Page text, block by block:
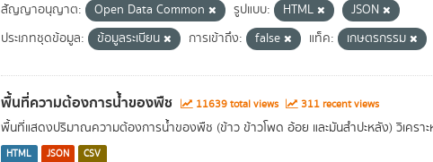
สัญญาอนุญาต: Open Data Common รูปแบบ: HTML
JSON
ประเภทชุดข้อมูล:
ข้อมูลระเบียน การเข้าถึง: false แท็ค: เกษตรกรรม
พื้นที่ความต้องการน้ำของพืช 11639 total views 311 recent views
พื้นที่แสดงปริมาณความต้องการน้ำของพืช (ข้าว ข้าวโพด อ้อย และมันสำปะหลัง) วิเครา
HTML JSON CSV